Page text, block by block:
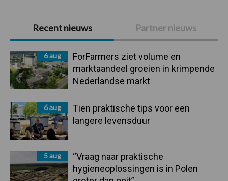
Primaire
Sidebar
Recent nieuws Partner nieuws
6 aug
ForFarmers ziet volume en
marktaandeel groeien in krimpende
Nederlandse markt
6 aug
Tien praktische tips voor een
langere levensduur
5 aug
“Vraag naar praktische
hygieneoplossingen is in Polen